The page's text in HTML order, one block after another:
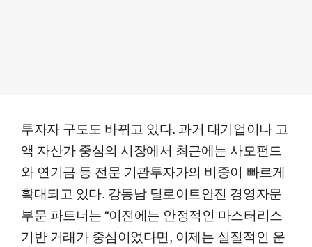
투자자 구도도 바뀌고 있다. 과거 대기업이나 고
액 자산가 중심의 시장에서 최근에는 사모펀드
와 연기금 등 전문 기관투자가의 비중이 빠르게
확대되고 있다. 강동남 딜로이트안진 경영자문
부문 파트너는 “이전에는 안정적인 마스터리스
기반 거래가 중심이었다면, 이제는 실질적인 운